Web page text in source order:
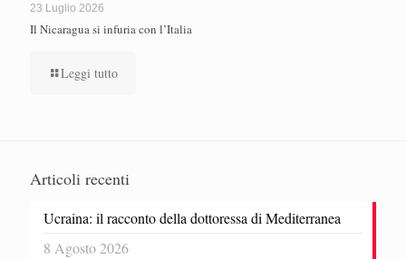
23 Luglio 2026
Il Nicaragua si infuria con l’Italia
Leggi tutto
Articoli recenti
Ucraina: il racconto della dottoressa di Mediterranea
8 Agosto 2026